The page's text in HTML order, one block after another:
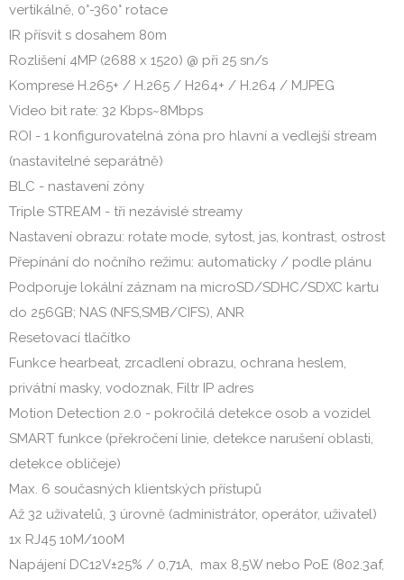
vertikálně, 0°-360° rotace
IR přísvit s dosahem 80m
Rozlišení 4MP (2688 x 1520) @ při 25 sn/s
Komprese H.265+ / H.265 / H264+ / H.264 / MJPEG
Video bit rate: 32 Kbps~8Mbps
ROI - 1 konfigurovatelná zóna pro hlavní a vedlejší stream
(nastavitelné separátně)
BLC - nastavení zóny
Triple STREAM - tři nezávislé streamy
Nastavení obrazu: rotate mode, sytost, jas, kontrast, ostrost
Přepínání do nočního režimu: automaticky / podle plánu
Podporuje lokální záznam na microSD/SDHC/SDXC kartu
do 256GB; NAS (NFS,SMB/CIFS), ANR
Resetovací tlačítko
Funkce hearbeat, zrcadlení obrazu, ochrana heslem,
privátní masky, vodoznak, Filtr IP adres
Motion Detection 2.0 - pokročilá detekce osob a vozidel
SMART funkce (překročení linie, detekce narušení oblasti,
detekce obličeje)
Max. 6 současných klientských přístupů
Až 32 uživatelů, 3 úrovně (administrátor, operátor, uživatel)
1x RJ45 10M/100M
Napájení DC12V±25% / 0,71A, max 8,5W nebo PoE (802.3af,